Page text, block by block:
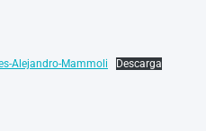
Alejandro-Mammoli Descarga